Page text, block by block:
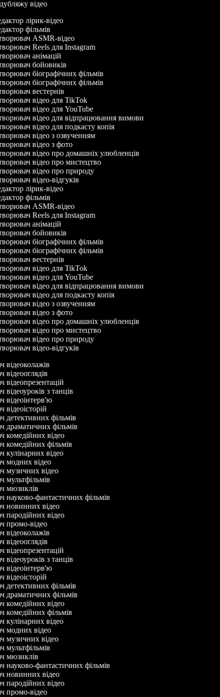
дубляжу відео
лірик-відео
фільмів
ASMR-відео
Reels для Instagram
анімацій
бойовиків
біографічних фільмів
біографічних фільмів
вестернів
відео для TikTok
відео для YouTube
відео для відпрацювання вимови
відео для подкасту копія
відео з озвученням
відео з фото
відео про домашніх улюбленців
відео про мистецтво
відео про природу
відео-відгуків
лірик-відео
фільмів
ASMR-відео
Reels для Instagram
анімацій
бойовиків
біографічних фільмів
біографічних фільмів
вестернів
відео для TikTok
відео для YouTube
відео для відпрацювання вимови
відео для подкасту копія
відео з озвученням
відео з фото
відео про домашніх улюбленців
відео про мистецтво
відео про природу
відео-відгуків
відеоколажів
відеооглядів
відеопрезентацій
відеоуроків з танців
відеоінтерв'ю
відеоісторій
детективних фільмів
драматичних фільмів
комедійних відео
комедійних фільмів
кулінарних відео
модних відео
музичних відео
мультфільмів
мюзиклів
науково-фантастичних фільмів
новинних відео
пародійних відео
промо-відео
відеоколажів
відеооглядів
відеопрезентацій
відеоуроків з танців
відеоінтерв'ю
відеоісторій
детективних фільмів
драматичних фільмів
комедійних відео
комедійних фільмів
кулінарних відео
модних відео
музичних відео
мультфільмів
мюзиклів
науково-фантастичних фільмів
новинних відео
пародійних відео
промо-відео